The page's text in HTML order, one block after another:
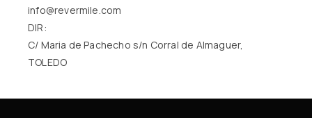
info@revermile.com
DIR:
C/ Maria de Pachecho s/n Corral de Almaguer,
TOLEDO